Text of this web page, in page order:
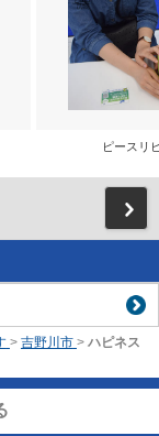
ピースリ
> 吉野川市 > ハピネス